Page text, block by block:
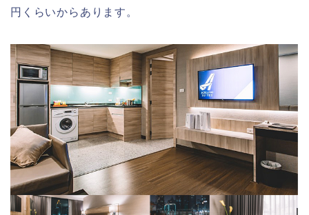
円くらいからあります。